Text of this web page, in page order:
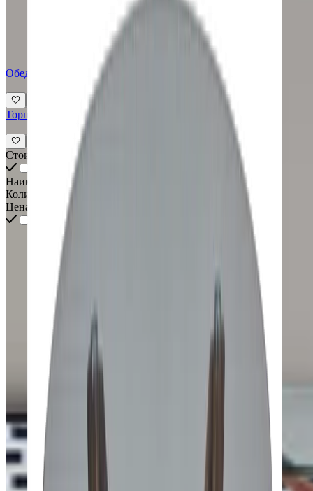
Обеденный стол PORADA Circe
Торшер Bagnato
Стоимость всех товаров интерьера
Наименование
Количество
Цена